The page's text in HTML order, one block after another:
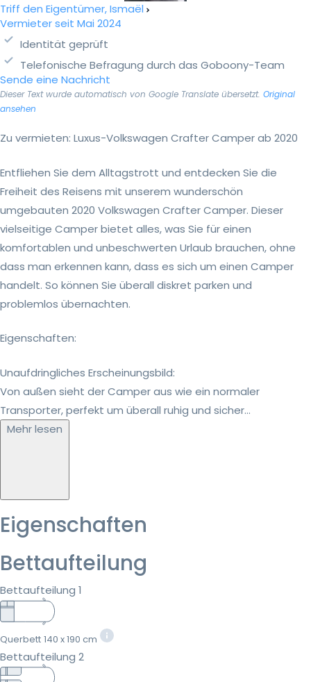
Triff den Eigentümer, Ismaël
Vermieter seit Mai 2024
Identität geprüft
Telefonische Befragung durch das Goboony-Team
Sende eine Nachricht
Dieser Text wurde automatisch von Google Translate übersetzt. Original
ansehen
Zu vermieten: Luxus-Volkswagen Crafter Camper ab 2020
Entfliehen Sie dem Alltagstrott und entdecken Sie die
Freiheit des Reisens mit unserem wunderschön
umgebauten 2020 Volkswagen Crafter Camper. Dieser
vielseitige Camper bietet alles, was Sie für einen
komfortablen und unbeschwerten Urlaub brauchen, ohne
dass man erkennen kann, dass es sich um einen Camper
handelt. So können Sie überall diskret parken und
problemlos übernachten.
Eigenschaften:
Unaufdringliches Erscheinungsbild:
Von außen sieht der Camper aus wie ein normaler
Transporter, perfekt um überall ruhig und sicher...
Mehr lesen
Eigenschaften
Bettaufteilung
Bettaufteilung 1
Querbett 140 x 190 cm
Bettaufteilung 2